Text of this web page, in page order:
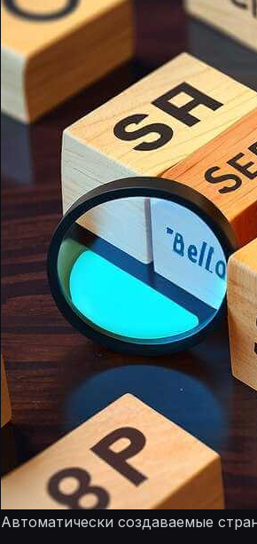
Автоматически создаваемые